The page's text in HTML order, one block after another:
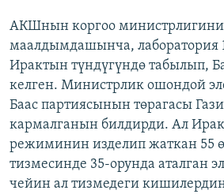
ДАНИСТЕ
АЗАТТЫК+
ЫҢГАЙСЫЗ СУРООЛОР
ОНЛАЙН ШЕРИНЕ
ЭЕ/АРнун бардык сайттары
АКШнын коргоо
маалдымдашынча, лаборатория
Ирактын түндүгүндө табылып,
келген. Министрлик ошондой
Баас партиясынын төрагасы
кармалганын билдирди. Ал
режиминин изделип жаткан 55
тизмесинде 35-орунда аталган
чейин ал тизмедеги